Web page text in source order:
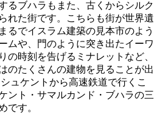
るブハラもまた、古くからシルク
れた街です。こちらも街が世界遺
るでイスラム建築の見本市のよう
ムや、門のように突き出たイーワ
の時刻を告げるミナレットなど、
のたくさんの建物を見ることが出
ュケントから高速鉄道で行くこ
ント・サマルカンド・ブハラの三
です。